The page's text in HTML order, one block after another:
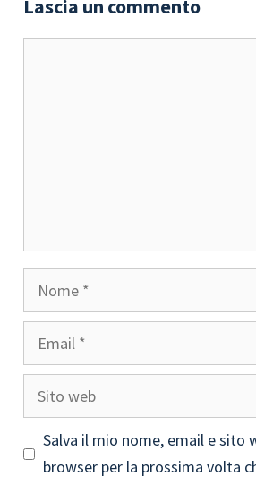
Lascia un commento
Nome
Email
Sito
web
Salva il mio nome, email e sito
browser per la prossima volta